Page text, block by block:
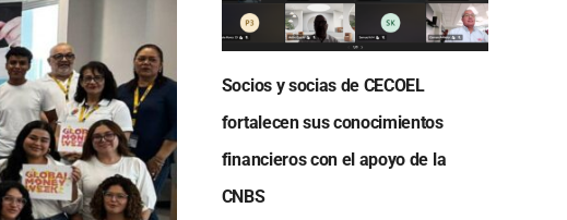
Socios y socias de CECOEL
fortalecen sus conocimientos
financieros con el apoyo de la
CNBS